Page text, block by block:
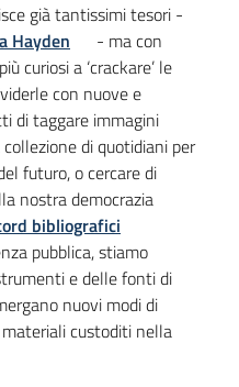
già tantissimi tesori -
Hayden
- ma con
curiosi a ‘crackare’ le
con nuove e
di taggare immagini
di quotidiani per
futuro, o cercare di
nostra democrazia
bibliografici
pubblica, stiamo
e delle fonti di
nuovi modi di
materiali custoditi nella